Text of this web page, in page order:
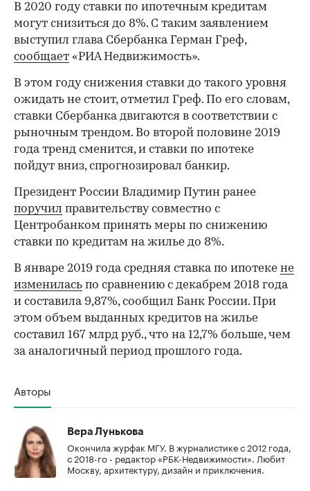
В 2020 году ставки по ипотечным кредитам
могут снизиться до 8%. С таким заявлением
выступил глава Сбербанка Герман Греф,
сообщает «РИА Недвижимость».
В этом году снижения ставки до такого уровня
ожидать не стоит, отметил Греф. По его словам,
ставки Сбербанка двигаются в соответствии с
рыночным трендом. Во второй половине 2019
года тренд сменится, и ставки по ипотеке
пойдут вниз, спрогнозировал банкир.
Президент России Владимир Путин ранее
поручил правительству совместно с
Центробанком принять меры по снижению
ставки по кредитам на жилье до 8%.
В январе 2019 года средняя ставка по ипотеке не
изменилась по сравнению с декабрем 2018 года
и составила 9,87%, сообщил Банк России. При
этом объем выданных кредитов на жилье
составил 167 млрд руб., что на 12,7% больше, чем
за аналогичный период прошлого года.
Авторы
Вера Лунькова
Окончила журфак МГУ. В журналистике с 2012 года,
с 2018-го - редактор «РБК-Недвижимости». Любит
Москву, архитектуру, дизайн и приключения.